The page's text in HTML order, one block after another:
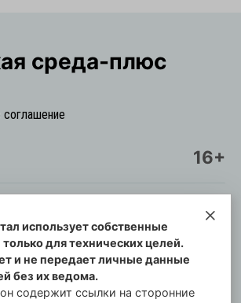
cреда-плюс
соглашение
16+
городской портал
плюс, 2021-2026
о регистрации СМИ: ПИ №57-
2013 г.
использует собственные
для технических целей.
и не передает личные данные
без их ведома.
содержит ссылки на сторонние